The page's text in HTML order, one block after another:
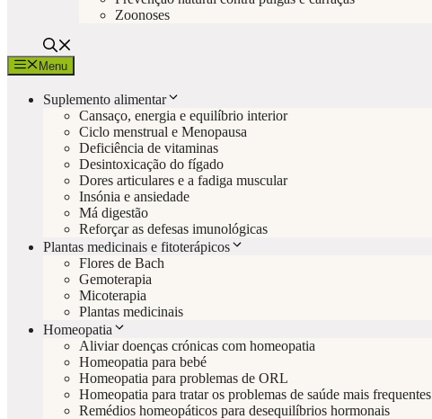
Zoonoses
Menu
Suplemento alimentar
Cansaço, energia e equilíbrio interior
Ciclo menstrual e Menopausa
Deficiência de vitaminas
Desintoxicação do fígado
Dores articulares e a fadiga muscular
Insónia e ansiedade
Má digestão
Reforçar as defesas imunológicas
Plantas medicinais e fitoterápicos
Flores de Bach
Gemoterapia
Micoterapia
Plantas medicinais
Homeopatia
Aliviar doenças crónicas com homeopatia
Homeopatia para bebé
Homeopatia para problemas de ORL
Homeopatia para tratar os problemas de saúde mais frequentes
Remédios homeopáticos para desequilíbrios hormonais